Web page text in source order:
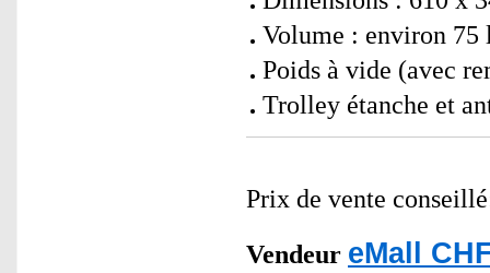
Volume : environ 75
Poids à vide (avec
Trolley étanche et
Prix de vente
Vendeur eMall